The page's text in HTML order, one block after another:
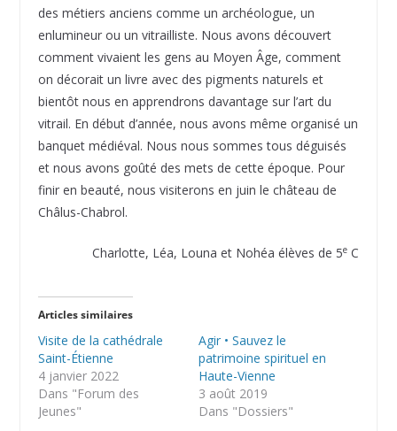
des métiers anciens comme un archéologue, un
enlumineur ou un vitrailliste. Nous avons découvert
comment vivaient les gens au Moyen Âge, comment
on décorait un livre avec des pigments naturels et
bientôt nous en apprendrons davantage sur l’art du
vitrail. En début d’année, nous avons même organisé un
banquet médiéval. Nous nous sommes tous déguisés
et nous avons goûté des mets de cette époque. Pour
finir en beauté, nous visiterons en juin le château de
Châlus-Chabrol.
Charlotte, Léa, Louna et Nohéa élèves de 5e C
Articles similaires
Visite de la cathédrale
Saint-Étienne
4 janvier 2022
Dans "Forum des
Jeunes"
Agir • Sauvez le
patrimoine spirituel en
Haute-Vienne
3 août 2019
Dans "Dossiers"